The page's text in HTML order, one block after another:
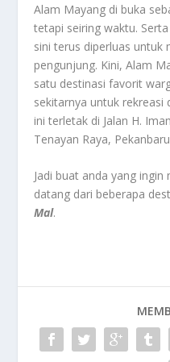
Alam Mayang di buka
tetapi seiring waktu.
sini terus diperluas untuk
pengunjung. Kini, Alam
satu destinasi favorit
sekitarnya untuk
ini terletak di Jalan H.
Tenayan Raya,
Jadi buat anda yang
datang dari beberapa
Mal.